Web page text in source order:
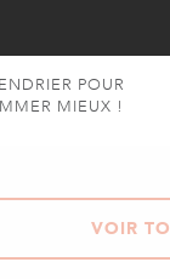
POUR
MIEUX !
VOIR